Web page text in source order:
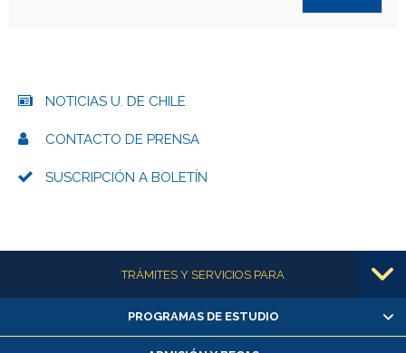
NOTICIAS U. DE CHILE
CONTACTO DE PRENSA
SUSCRIPCIÓN A BOLETÍN
Más informaciónTRÁMITES Y SERVICIOS PARA
Alumnas/os y exalumnas/os
Matrícula en línea
PROGRAMAS DE ESTUDIO